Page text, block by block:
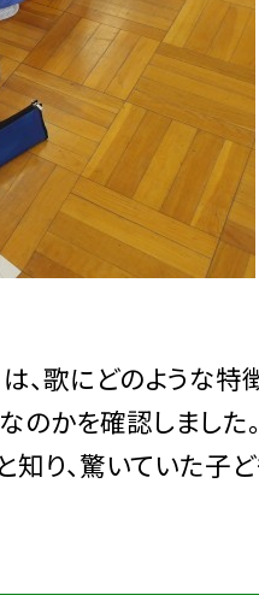
、歌にどのような特
のかを確認しました
知り、驚いていた子